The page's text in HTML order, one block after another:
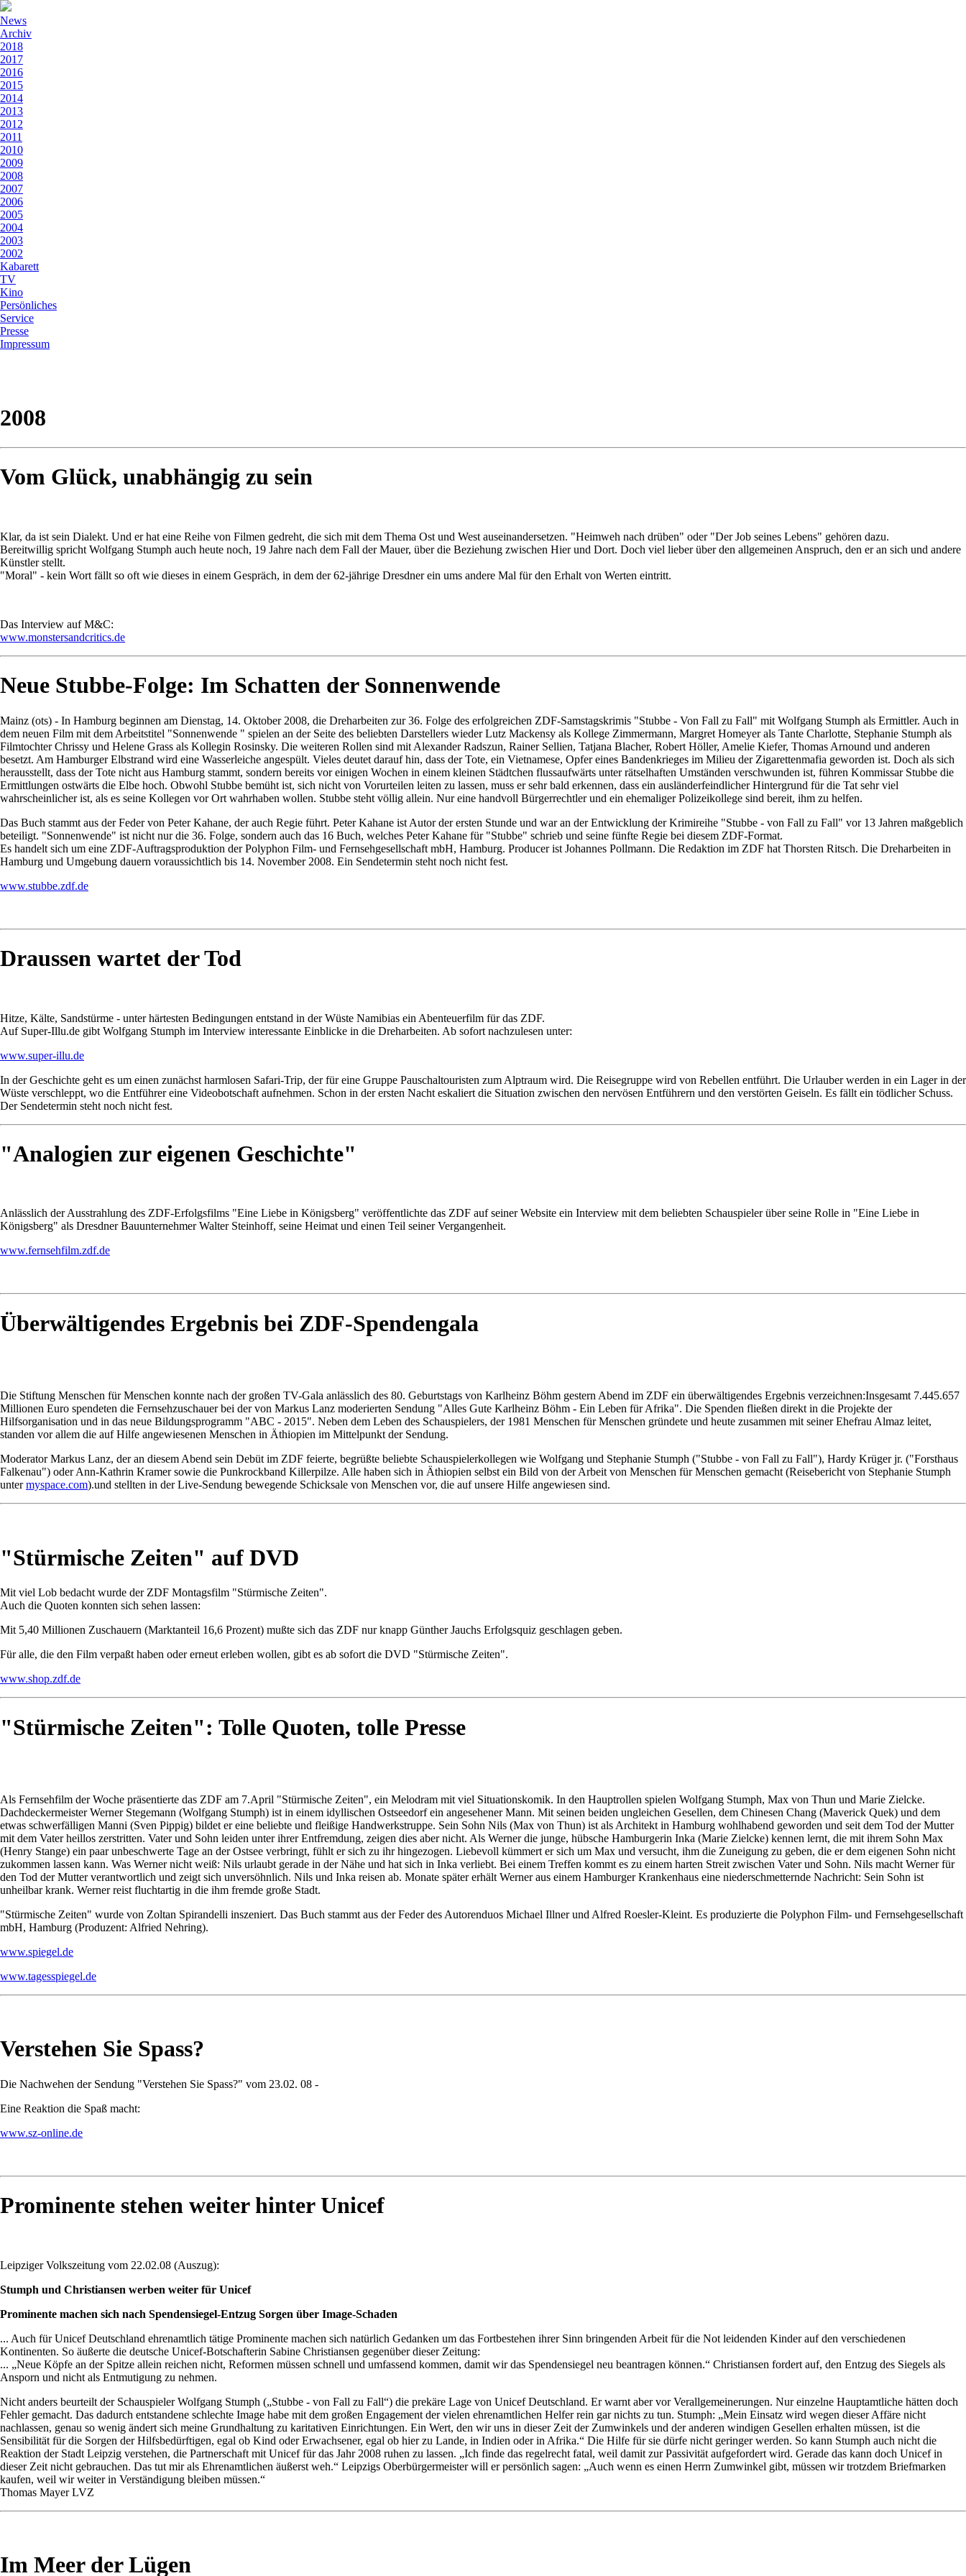
News
Archiv
2018
2017
2016
2015
2014
2013
2012
2011
2010
2009
2008
2007
2006
2005
2004
2003
2002
Kabarett
TV
Kino
Persönliches
Service
Presse
Impressum
2008
Vom Glück, unabhängig zu sein
Klar, da ist sein Dialekt. Und er hat eine Reihe von Filmen gedreht, die sich mit dem Thema Ost und West auseinandersetzen. "Heimweh nach drüben" oder "Der Job seines Lebens" gehören dazu.
Bereitwillig spricht Wolfgang Stumph auch heute noch, 19 Jahre nach dem Fall der Mauer, über die Beziehung zwischen Hier und Dort. Doch viel lieber über den allgemeinen Anspruch, den er an sich und andere
Künstler stellt.
"Moral" - kein Wort fällt so oft wie dieses in einem Gespräch, in dem der 62-jährige Dresdner ein ums andere Mal für den Erhalt von Werten eintritt.
Das Interview auf M&C:
www.monstersandcritics.de
Neue Stubbe-Folge: Im Schatten der Sonnenwende
Mainz (ots) - In Hamburg beginnen am Dienstag, 14. Oktober 2008, die Dreharbeiten zur 36. Folge des erfolgreichen ZDF-Samstagskrimis "Stubbe - Von Fall zu Fall" mit Wolfgang Stumph als Ermittler. Auch in
dem neuen Film mit dem Arbeitstitel "Sonnenwende " spielen an der Seite des beliebten Darstellers wieder Lutz Mackensy als Kollege Zimmermann, Margret Homeyer als Tante Charlotte, Stephanie Stumph als
Filmtochter Chrissy und Helene Grass als Kollegin Rosinsky. Die weiteren Rollen sind mit Alexander Radszun, Rainer Sellien, Tatjana Blacher, Robert Höller, Amelie Kiefer, Thomas Arnound und anderen
besetzt. Am Hamburger Elbstrand wird eine Wasserleiche angespült. Vieles deutet darauf hin, dass der Tote, ein Vietnamese, Opfer eines Bandenkrieges im Milieu der Zigarettenmafia geworden ist. Doch als sich
herausstellt, dass der Tote nicht aus Hamburg stammt, sondern bereits vor einigen Wochen in einem kleinen Städtchen flussaufwärts unter rätselhaften Umständen verschwunden ist, führen Kommissar Stubbe die
Ermittlungen ostwärts die Elbe hoch. Obwohl Stubbe bemüht ist, sich nicht von Vorurteilen leiten zu lassen, muss er sehr bald erkennen, dass ein ausländerfeindlicher Hintergrund für die Tat sehr viel
wahrscheinlicher ist, als es seine Kollegen vor Ort wahrhaben wollen. Stubbe steht völlig allein. Nur eine handvoll Bürgerrechtler und ein ehemaliger Polizeikollege sind bereit, ihm zu helfen.
Das Buch stammt aus der Feder von Peter Kahane, der auch Regie führt. Peter Kahane ist Autor der ersten Stunde und war an der Entwicklung der Krimireihe "Stubbe - von Fall zu Fall" vor 13 Jahren maßgeblich
beteiligt. "Sonnenwende" ist nicht nur die 36. Folge, sondern auch das 16 Buch, welches Peter Kahane für "Stubbe" schrieb und seine fünfte Regie bei diesem ZDF-Format.
Es handelt sich um eine ZDF-Auftragsproduktion der Polyphon Film- und Fernsehgesellschaft mbH, Hamburg. Producer ist Johannes Pollmann. Die Redaktion im ZDF hat Thorsten Ritsch. Die Dreharbeiten in
Hamburg und Umgebung dauern voraussichtlich bis 14. November 2008. Ein Sendetermin steht noch nicht fest.
www.stubbe.zdf.de
Draussen wartet der Tod
Hitze, Kälte, Sandstürme - unter härtesten Bedingungen entstand in der Wüste Namibias ein Abenteuerfilm für das ZDF.
Auf Super-Illu.de gibt Wolfgang Stumph im Interview interessante Einblicke in die Dreharbeiten. Ab sofort nachzulesen unter:
www.super-illu.de
In der Geschichte geht es um einen zunächst harmlosen Safari-Trip, der für eine Gruppe Pauschaltouristen zum Alptraum wird. Die Reisegruppe wird von Rebellen entführt. Die Urlauber werden in ein Lager in der
Wüste verschleppt, wo die Entführer eine Videobotschaft aufnehmen. Schon in der ersten Nacht eskaliert die Situation zwischen den nervösen Entführern und den verstörten Geiseln. Es fällt ein tödlicher Schuss.
Der Sendetermin steht noch nicht fest.
"Analogien zur eigenen Geschichte"
Anlässlich der Ausstrahlung des ZDF-Erfolgsfilms "Eine Liebe in Königsberg" veröffentlichte das ZDF auf seiner Website ein Interview mit dem beliebten Schauspieler über seine Rolle in "Eine Liebe in
Königsberg" als Dresdner Bauunternehmer Walter Steinhoff, seine Heimat und einen Teil seiner Vergangenheit.
www.fernsehfilm.zdf.de
Überwältigendes Ergebnis bei ZDF-Spendengala
Die Stiftung Menschen für Menschen konnte nach der großen TV-Gala anlässlich des 80. Geburtstags von Karlheinz Böhm gestern Abend im ZDF ein überwältigendes Ergebnis verzeichnen:Insgesamt 7.445.657
Millionen Euro spendeten die Fernsehzuschauer bei der von Markus Lanz moderierten Sendung "Alles Gute Karlheinz Böhm - Ein Leben für Afrika". Die Spenden fließen direkt in die Projekte der
Hilfsorganisation und in das neue Bildungsprogramm "ABC - 2015". Neben dem Leben des Schauspielers, der 1981 Menschen für Menschen gründete und heute zusammen mit seiner Ehefrau Almaz leitet,
standen vor allem die auf Hilfe angewiesenen Menschen in Äthiopien im Mittelpunkt der Sendung.
Moderator Markus Lanz, der an diesem Abend sein Debüt im ZDF feierte, begrüßte beliebte Schauspielerkollegen wie Wolfgang und Stephanie Stumph ("Stubbe - von Fall zu Fall"), Hardy Krüger jr. ("Forsthaus
Falkenau") oder Ann-Kathrin Kramer sowie die Punkrockband Killerpilze. Alle haben sich in Äthiopien selbst ein Bild von der Arbeit von Menschen für Menschen gemacht (Reisebericht von Stephanie Stumph
untermyspace.com).und stellten in der Live-Sendung bewegende Schicksale von Menschen vor, die auf unsere Hilfe angewiesen sind.
"Stürmische Zeiten" auf DVD
Mit viel Lob bedacht wurde der ZDF Montagsfilm "Stürmische Zeiten".
Auch die Quoten konnten sich sehen lassen:
Mit 5,40 Millionen Zuschauern (Marktanteil 16,6 Prozent) mußte sich das ZDF nur knapp Günther Jauchs Erfolgsquiz geschlagen geben.
Für alle, die den Film verpaßt haben oder erneut erleben wollen, gibt es ab sofort die DVD "Stürmische Zeiten".
www.shop.zdf.de
"Stürmische Zeiten": Tolle Quoten, tolle Presse
Als Fernsehfilm der Woche präsentierte das ZDF am 7.April "Stürmische Zeiten", ein Melodram mit viel Situationskomik. In den Hauptrollen spielen Wolfgang Stumph, Max von Thun und Marie Zielcke.
Dachdeckermeister Werner Stegemann (Wolfgang Stumph) ist in einem idyllischen Ostseedorf ein angesehener Mann. Mit seinen beiden ungleichen Gesellen, dem Chinesen Chang (Maverick Quek) und dem
etwas schwerfälligen Manni (Sven Pippig) bildet er eine beliebte und fleißige Handwerkstruppe. Sein Sohn Nils (Max von Thun) ist als Architekt in Hamburg wohlhabend geworden und seit dem Tod der Mutter
mit dem Vater heillos zerstritten. Vater und Sohn leiden unter ihrer Entfremdung, zeigen dies aber nicht. Als Werner die junge, hübsche Hamburgerin Inka (Marie Zielcke) kennen lernt, die mit ihrem Sohn Max
(Henry Stange) ein paar unbeschwerte Tage an der Ostsee verbringt, fühlt er sich zu ihr hingezogen. Liebevoll kümmert er sich um Max und versucht, ihm die Zuneigung zu geben, die er dem eigenen Sohn nicht
zukommen lassen kann. Was Werner nicht weiß: Nils urlaubt gerade in der Nähe und hat sich in Inka verliebt. Bei einem Treffen kommt es zu einem harten Streit zwischen Vater und Sohn. Nils macht Werner für
den Tod der Mutter verantwortlich und zeigt sich unversöhnlich. Nils und Inka reisen ab. Monate später erhält Werner aus einem Hamburger Krankenhaus eine niederschmetternde Nachricht: Sein Sohn ist
unheilbar krank. Werner reist fluchtartig in die ihm fremde große Stadt.
"Stürmische Zeiten" wurde von Zoltan Spirandelli inszeniert. Das Buch stammt aus der Feder des Autorenduos Michael Illner und Alfred Roesler-Kleint. Es produzierte die Polyphon Film- und Fernsehgesellschaft
mbH, Hamburg (Produzent: Alfried Nehring).
www.spiegel.de
www.tagesspiegel.de
Verstehen Sie Spass?
Die Nachwehen der Sendung "Verstehen Sie Spass?" vom 23.02. 08 -
Eine Reaktion die Spaß macht:
www.sz-online.de
Prominente stehen weiter hinter Unicef
Leipziger Volkszeitung vom 22.02.08 (Auszug):
Stumph und Christiansen werben weiter für Unicef
Prominente machen sich nach Spendensiegel-Entzug Sorgen über Image-Schaden
... Auch für Unicef Deutschland ehrenamtlich tätige Prominente machen sich natürlich Gedanken um das Fortbestehen ihrer Sinn bringenden Arbeit für die Not leidenden Kinder auf den verschiedenen
Kontinenten. So äußerte die deutsche Unicef-Botschafterin Sabine Christiansen gegenüber dieser Zeitung:
... „Neue Köpfe an der Spitze allein reichen nicht, Reformen müssen schnell und umfassend kommen, damit wir das Spendensiegel neu beantragen können.“ Christiansen fordert auf, den Entzug des Siegels als
Ansporn und nicht als Entmutigung zu nehmen.
Nicht anders beurteilt der Schauspieler Wolfgang Stumph („Stubbe - von Fall zu Fall“) die prekäre Lage von Unicef Deutschland. Er warnt aber vor Verallgemeinerungen. Nur einzelne Hauptamtliche hätten doch
Fehler gemacht. Das dadurch entstandene schlechte Image habe mit dem großen Engagement der vielen ehrenamtlichen Helfer rein gar nichts zu tun. Stumph: „Mein Einsatz wird wegen dieser Affäre nicht
nachlassen, genau so wenig ändert sich meine Grundhaltung zu karitativen Einrichtungen. Ein Wert, den wir uns in dieser Zeit der Zumwinkels und der anderen windigen Gesellen erhalten müssen, ist die
Sensibilität für die Sorgen der Hilfsbedürftigen, egal ob Kind oder Erwachsener, egal ob hier zu Lande, in Indien oder in Afrika.“ Die Hilfe für sie dürfe nicht geringer werden. So kann Stumph auch nicht die
Reaktion der Stadt Leipzig verstehen, die Partnerschaft mit Unicef für das Jahr 2008 ruhen zu lassen. „Ich finde das regelrecht fatal, weil damit zur Passivität aufgefordert wird. Gerade das kann doch Unicef in
dieser Zeit nicht gebrauchen. Das tut mir als Ehrenamtlichen äußerst weh.“ Leipzigs Oberbürgermeister will er persönlich sagen: „Auch wenn es einen Herrn Zumwinkel gibt, müssen wir trotzdem Briefmarken
kaufen, weil wir weiter in Verständigung bleiben müssen.“
Thomas Mayer LVZ
Im Meer der Lügen